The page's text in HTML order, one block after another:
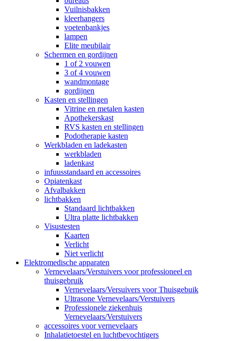
Vuilnisbakken
kleerhangers
voetenbankjes
lampen
Elite meubilair
Schermen en gordijnen
1 of 2 vouwen
3 of 4 vouwen
wandmontage
gordijnen
Kasten en stellingen
Vitrine en metalen kasten
Apothekerskast
RVS kasten en stellingen
Podotherapie kasten
Werkbladen en ladekasten
werkbladen
ladenkast
infuusstandaard en accessoires
Opiatenkast
Afvalbakken
lichtbakken
Standaard lichtbakken
Ultra platte lichtbakken
Visustesten
Kaarten
Verlicht
Niet verlicht
Elektromedische apparaten
Vernevelaars/Verstuivers voor professioneel en
thuisgebruik
Vernevelaars/Versuivers voor Thuisgebuik
Ultrasone Vernevelaars/Verstuivers
Professionele ziekenhuis
Vernevelaars/Verstuivers
accessoires voor vernevelaars
Inhalatietoestel en luchtbevochtigers